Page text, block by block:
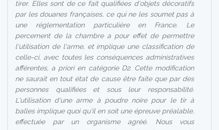
tirer. Elles sont de ce fait qualifiées d'objets décoratifs
par les douanes françaises, ce qui ne les soumet pas à
une réglementation particulière en France. Le
percement de la chambre a pour effet de permettre
l'utilisation de l'arme, et implique une classification de
celle-ci, avec toutes les conséquences administratives
afférentes, a priori en catégorie D2. Cette modification
ne saurait en tout état de cause être faite que par des
personnes qualifiées et sous leur responsabilité.
L'utilisation d'une arme à poudre noire pour le tir à
balles implique quoi qu'il en soit une épreuve préalable,
effectuée par un organisme agréé. Nous vous